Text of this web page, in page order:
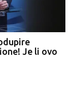
Je li ovo